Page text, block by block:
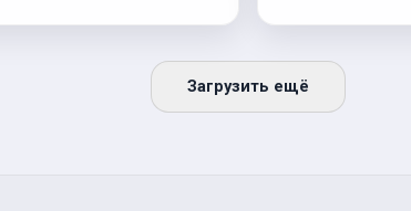
Загрузить ещё